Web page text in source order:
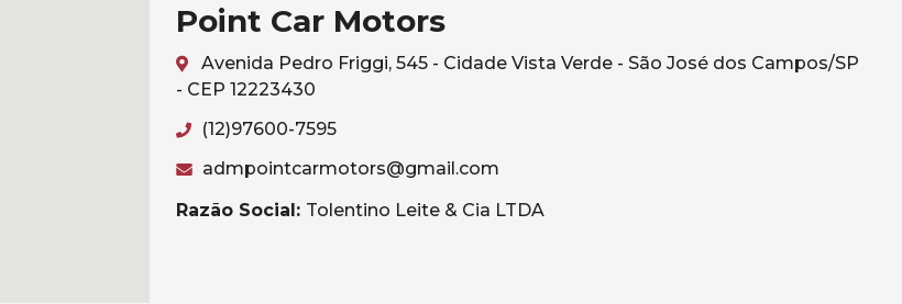
Point Car Motors
Avenida Pedro Friggi, 545 - Cidade Vista Verde - São José dos Campos/SP
- CEP 12223430
(12)97600-7595
admpointcarmotors@gmail.com
Razão Social: Tolentino Leite & Cia LTDA